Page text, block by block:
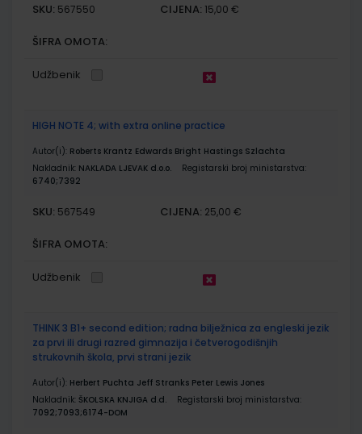
SKU: 567550 CIJENA: 15,00 €
ŠIFRA OMOTA:
Udžbenik
HIGH NOTE 4; with extra online practice
Autor(i): Roberts Krantz Edwards Bright Hastings Szlachta
Nakladnik: NAKLADA LJEVAK d.o.o.
Registarski broj ministarstva:
6740;7392
SKU: 567549 CIJENA: 25,00 €
ŠIFRA OMOTA:
Udžbenik
THINK 3 B1+ second edition; radna bilježnica za engleski jezik
za prvi ili drugi razred gimnazija i četverogodišnjih
strukovnih škola, prvi strani jezik
Autor(i): Herbert Puchta Jeff Stranks Peter Lewis Jones
Nakladnik: ŠKOLSKA KNJIGA d.d.
Registarski broj ministarstva:
7092;7093;6174-DOM